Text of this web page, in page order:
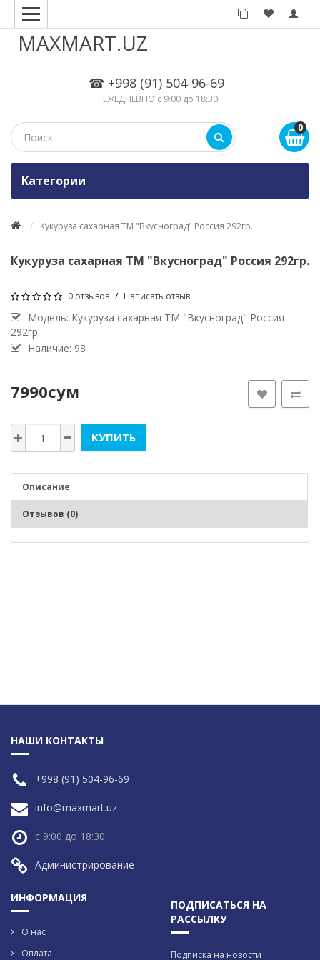
MAXMART.UZ
☎ +998 (91) 504-96-69
ЕЖЕДНЕВНО с 9:00 до 18:30
0
Kатегории
Кукуруза сахарная ТМ "Вкусноград" Россия 292гр.
Кукуруза сахарная ТМ "Вкусноград" Россия 292гр.
0 отзывов / Написать отзыв
Модель: Кукуруза сахарная ТМ "Вкусноград" Россия
292гр.
Наличие: 98
7990сум
КУПИТЬ
Описание
Отзывов (0)
НАШИ КОНТАКТЫ
+998 (91) 504-96-69
info@maxmart.uz
с 9:00 до 18:30
Администрирование
ИНФОРМАЦИЯ
О нас
Оплата
ПОДПИСАТЬСЯ НА
РАССЫЛКУ
Подписка на новости